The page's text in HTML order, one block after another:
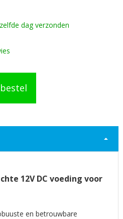
dag verzonden
12V DC voeding voor
en betrouwbare